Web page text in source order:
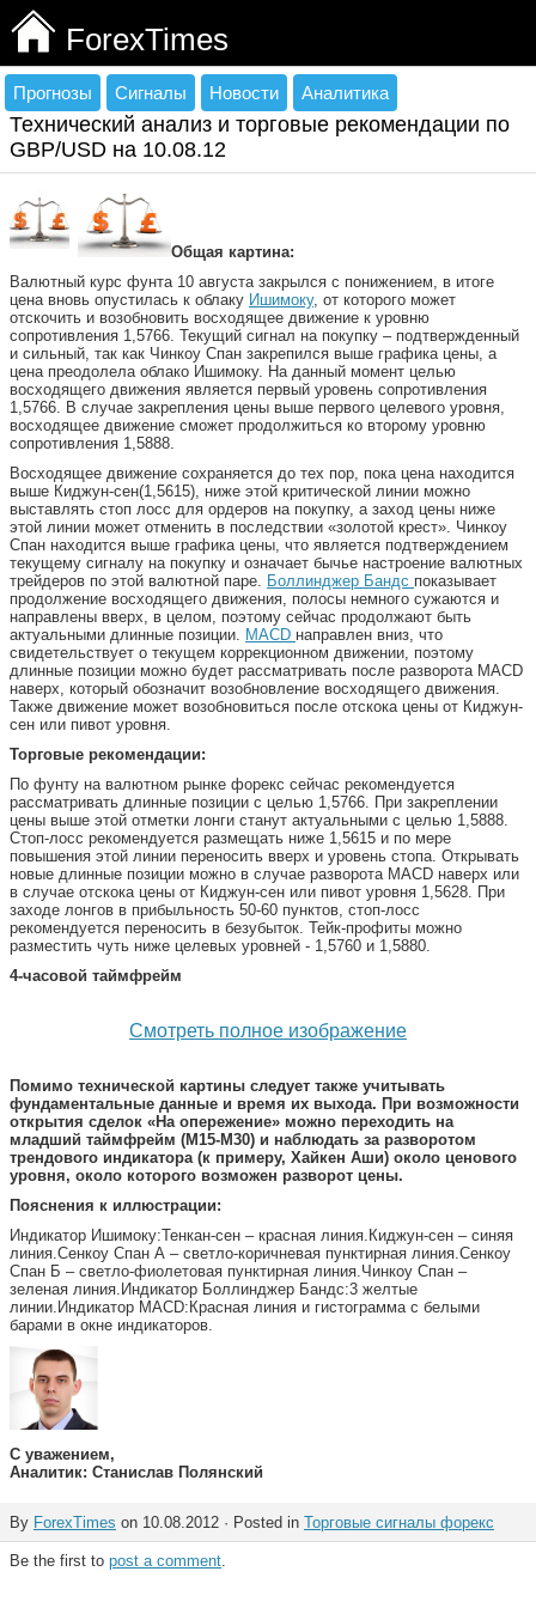
ForexTimes
Прогнозы Сигналы Новости Аналитика
Технический анализ и торговые рекомендации по
GBP/USD на 10.08.12
Общая картина:
Валютный курс фунта 10 августа закрылся с понижением, в итоге
цена вновь опустилась к облаку Ишимоку, от которого может
отскочить и возобновить восходящее движение к уровню
сопротивления 1,5766. Текущий сигнал на покупку – подтвержденный
и сильный, так как Чинкоу Спан закрепился выше графика цены, а
цена преодолела облако Ишимоку. На данный момент целью
восходящего движения является первый уровень сопротивления
1,5766. В случае закрепления цены выше первого целевого уровня,
восходящее движение сможет продолжиться ко второму уровню
сопротивления 1,5888.
Восходящее движение сохраняется до тех пор, пока цена находится
выше Киджун-сен(1,5615), ниже этой критической линии можно
выставлять стоп лосс для ордеров на покупку, а заход цены ниже
этой линии может отменить в последствии «золотой крест». Чинкоу
Спан находится выше графика цены, что является подтверждением
текущему сигналу на покупку и означает бычье настроение валютных
трейдеров по этой валютной паре. Боллинджер Бандс показывает
продолжение восходящего движения, полосы немного сужаются и
направлены вверх, в целом, поэтому сейчас продолжают быть
актуальными длинные позиции. MACD направлен вниз, что
свидетельствует о текущем коррекционном движении, поэтому
длинные позиции можно будет рассматривать после разворота MACD
наверх, который обозначит возобновление восходящего движения.
Также движение может возобновиться после отскока цены от Киджун-
сен или пивот уровня.
Торговые рекомендации:
По фунту на валютном рынке форекс сейчас рекомендуется
рассматривать длинные позиции с целью 1,5766. При закреплении
цены выше этой отметки лонги станут актуальными с целью 1,5888.
Стоп-лосс рекомендуется размещать ниже 1,5615 и по мере
повышения этой линии переносить вверх и уровень стопа. Открывать
новые длинные позиции можно в случае разворота MACD наверх или
в случае отскока цены от Киджун-сен или пивот уровня 1,5628. При
заходе лонгов в прибыльность 50-60 пунктов, стоп-лосс
рекомендуется переносить в безубыток. Тейк-профиты можно
разместить чуть ниже целевых уровней - 1,5760 и 1,5880.
4-часовой таймфрейм
Смотреть полное изображение
Помимо технической картины следует также учитывать
фундаментальные данные и время их выхода. При возможности
открытия сделок «На опережение» можно переходить на
младший таймфрейм (M15-M30) и наблюдать за разворотом
трендового индикатора (к примеру, Хайкен Аши) около ценового
уровня, около которого возможен разворот цены.
Пояснения к иллюстрации:
Индикатор Ишимоку:Тенкан-сен – красная линия.Киджун-сен – синяя
линия.Сенкоу Спан А – светло-коричневая пунктирная линия.Сенкоу
Спан Б – светло-фиолетовая пунктирная линия.Чинкоу Спан –
зеленая линия.Индикатор Боллинджер Бандс:3 желтые
линии.Индикатор MACD:Красная линия и гистограмма с белыми
барами в окне индикаторов.
С уважением,
Аналитик: Станислав Полянский
By ForexTimes on 10.08.2012 · Posted in Торговые сигналы форекс
Be the first to post a comment